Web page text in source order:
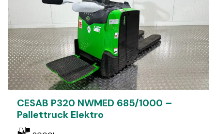
CESAB P320 NWMED 685/1000 –
Pallettruck Elektro